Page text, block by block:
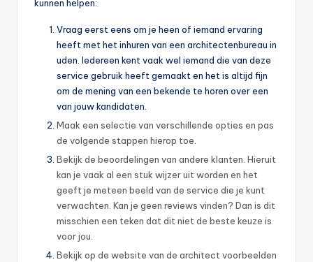
kunnen helpen:
Vraag eerst eens om je heen of iemand ervaring
heeft met het inhuren van een architectenbureau in
uden. Iedereen kent vaak wel iemand die van deze
service gebruik heeft gemaakt en het is altijd fijn
om de mening van een bekende te horen over een
van jouw kandidaten.
Maak een selectie van verschillende opties en pas
de volgende stappen hierop toe.
Bekijk de beoordelingen van andere klanten. Hieruit
kan je vaak al een stuk wijzer uit worden en het
geeft je meteen beeld van de service die je kunt
verwachten. Kan je geen reviews vinden? Dan is dit
misschien een teken dat dit niet de beste keuze is
voor jou.
Bekijk op de website van de architect voorbeelden